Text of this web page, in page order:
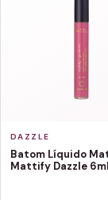
DAZZLE
Batom Líquido
Mattify Dazzle